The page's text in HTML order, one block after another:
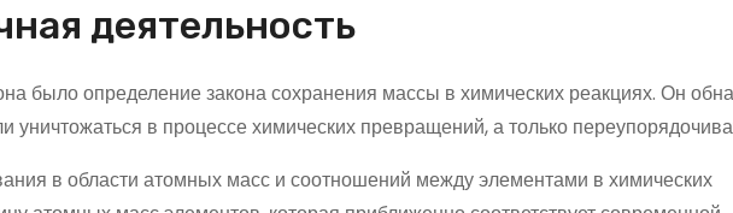
деятельность
было определение закона сохранения массы в химических реакциях. Он
уничтожаться в процессе химических превращений, а только
в области атомных масс и соотношений между элементами в химических